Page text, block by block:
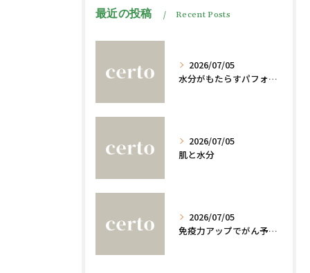
最近の投稿 Recent Posts
2026/07/05
水分がもたらすパフォーマンスへの影響
2026/07/05
肌と水分
2026/07/05
免疫力アップでがん予防法